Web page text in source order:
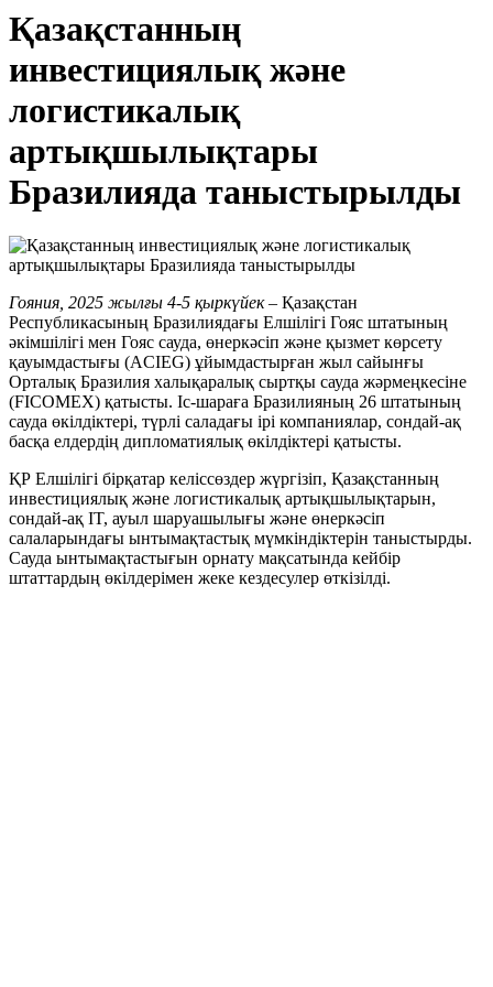
Қазақстанның
инвестициялық және
логистикалық
артықшылықтары
Бразилияда таныстырылды
Гояния, 2025 жылғы 4-5 қыркүйек– Қазақстан
Республикасының Бразилиядағы Елшілігі Гояс штатының
әкімшілігі мен Гояс сауда, өнеркәсіп және қызмет көрсету
қауымдастығы (ACIEG) ұйымдастырған жыл сайынғы
Орталық Бразилия халықаралық сыртқы сауда жәрмеңкесіне
(FICOMEX) қатысты. Іс-шараға Бразилияның 26 ​​штатының
сауда өкілдіктері, түрлі саладағы ірі компаниялар, сондай-ақ
басқа елдердің дипломатиялық өкілдіктері қатысты.
ҚР Елшілігі бірқатар келіссөздер жүргізіп, Қазақстанның
инвестициялық және логистикалық артықшылықтарын,
сондай-ақ IT, ауыл шаруашылығы және өнеркәсіп
салаларындағы ынтымақтастық мүмкіндіктерін таныстырды.
Сауда ынтымақтастығын орнату мақсатында кейбір
штаттардың өкілдерімен жеке кездесулер өткізілді.